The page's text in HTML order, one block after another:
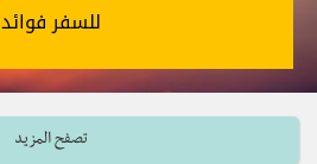
للسفر فوائد‎
تصفح المزيد